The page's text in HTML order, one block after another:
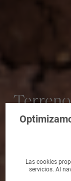
Terreno
Las cookies
servicios. Al